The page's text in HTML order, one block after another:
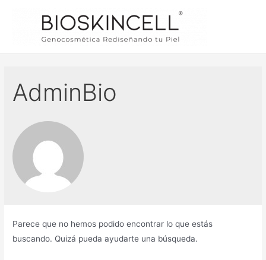
AdminBio
Parece que no hemos podido encontrar lo que estás
buscando. Quizá pueda ayudarte una búsqueda.